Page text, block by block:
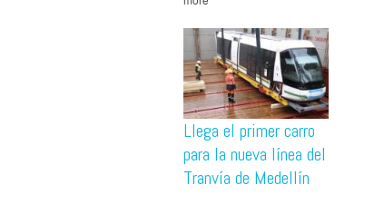
Llega el primer carro
para la nueva línea del
Tranvía de Medellín